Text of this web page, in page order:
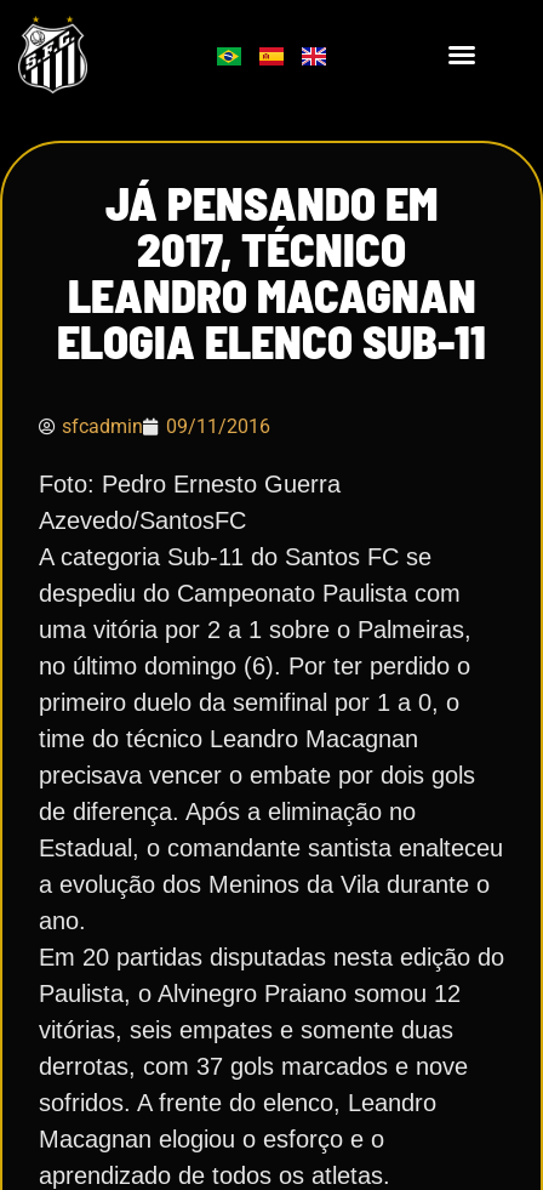
JÁ PENSANDO EM
2017, TÉCNICO
LEANDRO MACAGNAN
ELOGIA ELENCO SUB-11
sfcadmin 09/11/2016
Foto: Pedro Ernesto Guerra
Azevedo/SantosFC
A categoria Sub-11 do Santos FC se
despediu do Campeonato Paulista com
uma vitória por 2 a 1 sobre o Palmeiras,
no último domingo (6). Por ter perdido o
primeiro duelo da semifinal por 1 a 0, o
time do técnico Leandro Macagnan
precisava vencer o embate por dois gols
de diferença. Após a eliminação no
Estadual, o comandante santista enalteceu
a evolução dos Meninos da Vila durante o
ano.
Em 20 partidas disputadas nesta edição do
Paulista, o Alvinegro Praiano somou 12
vitórias, seis empates e somente duas
derrotas, com 37 gols marcados e nove
sofridos. A frente do elenco, Leandro
Macagnan elogiou o esforço e o
aprendizado de todos os atletas.